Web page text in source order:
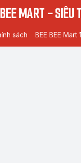
MART - SIÊU
sách BEE BEE Mart